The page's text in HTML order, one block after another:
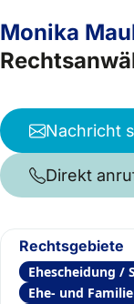
Monika
Nachricht
Direkt
Rechtsgebiete
Ehescheidung /
Ehe- und